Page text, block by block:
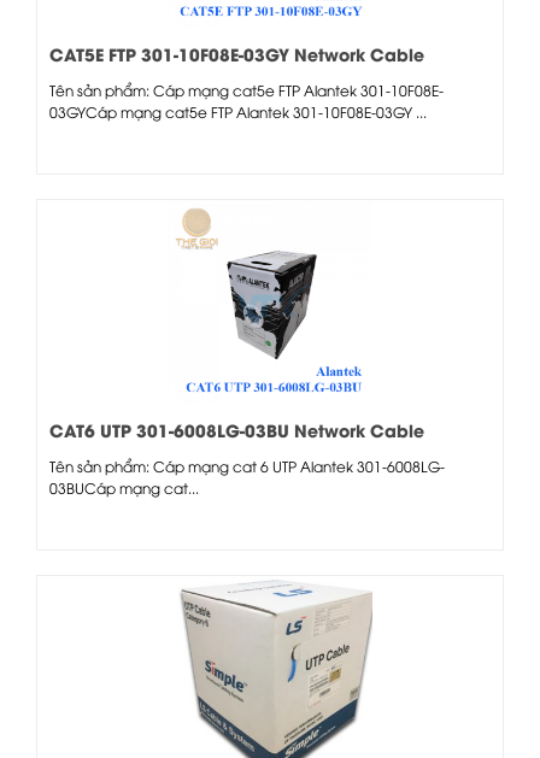
CAT5E FTP 301-10F08E-03GY Network Cable
Tên sản phẩm: Cáp mạng cat5e FTP Alantek 301-10F08E-
03GYCáp mạng cat5e FTP Alantek 301-10F08E-03GY ...
CAT6 UTP 301-6008LG-03BU Network Cable
Tên sản phẩm: Cáp mạng cat 6 UTP Alantek 301-6008LG-
03BUCáp mạng cat...